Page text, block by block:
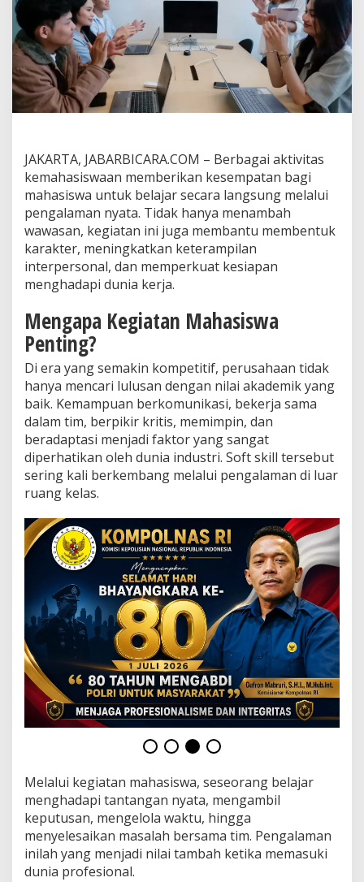
h
y
a
M
e
n
t
u
k
S
k
i
l
l
a
n
r
i
r
JAKARTA, JABARBICARA.COM – Berbagai aktivitas
kemahasiswaan memberikan kesempatan bagi
mahasiswa untuk belajar secara langsung melalui
pengalaman nyata. Tidak hanya menambah
wawasan, kegiatan ini juga membantu membentuk
karakter, meningkatkan keterampilan
interpersonal, dan memperkuat kesiapan
menghadapi dunia kerja.
Mengapa Kegiatan Mahasiswa
Penting?
Di era yang semakin kompetitif, perusahaan tidak
hanya mencari lulusan dengan nilai akademik yang
baik. Kemampuan berkomunikasi, bekerja sama
dalam tim, berpikir kritis, memimpin, dan
beradaptasi menjadi faktor yang sangat
diperhatikan oleh dunia industri. Soft skill tersebut
sering kali berkembang melalui pengalaman di luar
ruang kelas.
Melalui kegiatan mahasiswa, seseorang belajar
menghadapi tantangan nyata, mengambil
keputusan, mengelola waktu, hingga
menyelesaikan masalah bersama tim. Pengalaman
inilah yang menjadi nilai tambah ketika memasuki
dunia profesional.